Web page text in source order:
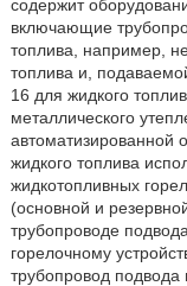
содержит
включающие
топлива, например,
топлива и,
16 для жидкого
металлического
автоматизированной
жидкого топлива
жидкотопливных
(основной и
трубопроводе
горелочному
трубопровод